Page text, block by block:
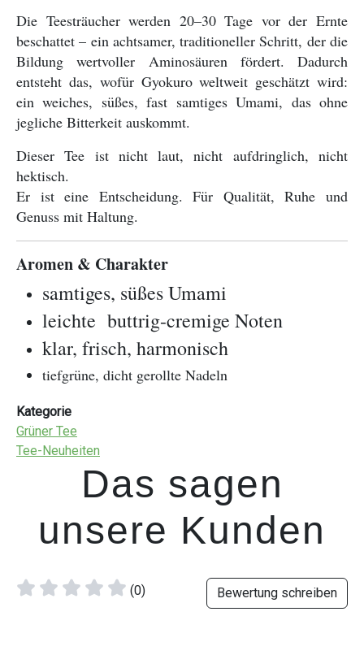
Die Teesträucher werden 20–30 Tage vor der Ernte
beschattet – ein achtsamer, traditioneller Schritt, der die
Bildung wertvoller Aminosäuren fördert. Dadurch
entsteht das, wofür Gyokuro weltweit geschätzt wird:
ein weiches, süßes, fast samtiges Umami, das ohne
jegliche Bitterkeit auskommt.
Dieser Tee ist nicht laut, nicht aufdringlich, nicht
hektisch.
Er ist eine Entscheidung. Für Qualität, Ruhe und
Genuss mit Haltung.
Aromen & Charakter
samtiges, süßes Umami
leichte buttrig-cremige Noten
klar, frisch, harmonisch
tiefgrüne, dicht gerollte Nadeln
Kategorie
Grüner Tee
Tee-Neuheiten
Das sagen
unsere Kunden
(0) Bewertung schreiben